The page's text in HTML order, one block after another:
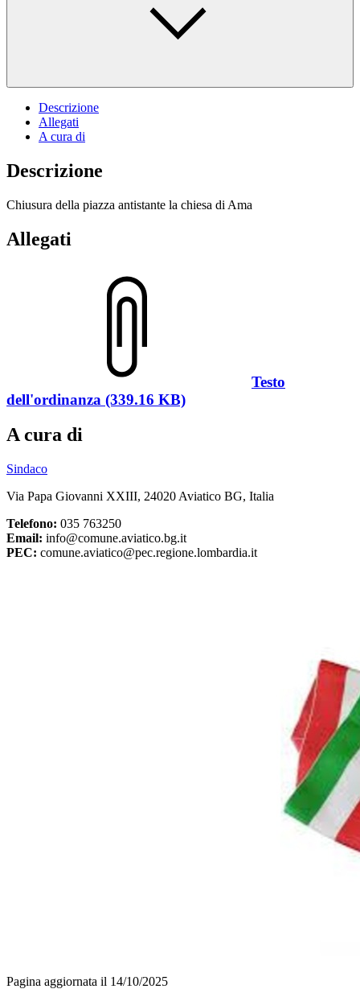
Descrizione
Allegati
A cura di
Descrizione
Chiusura della piazza antistante la chiesa di Ama
Allegati
Testo
dell'ordinanza (339.16 KB)
A cura di
Sindaco
Via Papa Giovanni XXIII, 24020 Aviatico BG, Italia
Telefono: 035 763250
Email: info@comune.aviatico.bg.it
PEC: comune.aviatico@pec.regione.lombardia.it
Pagina aggiornata il 14/10/2025